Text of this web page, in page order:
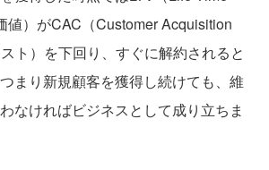
値）がCAC（Customer Acquisition
ト）を下回り、すぐに解約されると
まり新規顧客を獲得し続けても、維
なければビジネスとして成り立ちま